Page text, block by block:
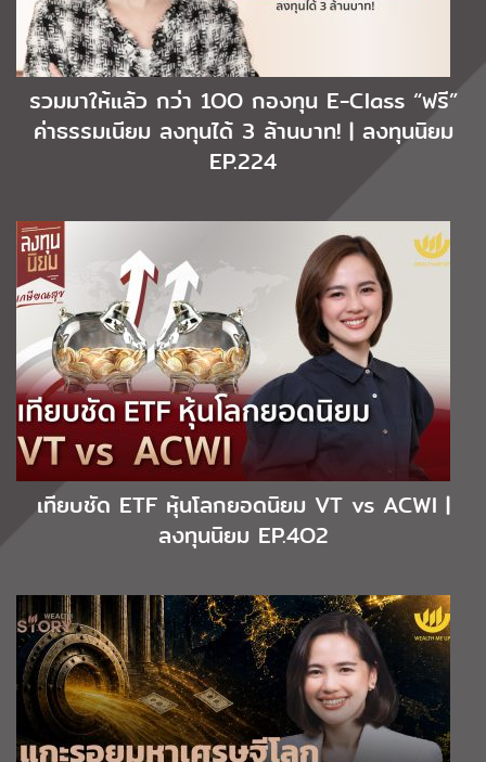
รวมมาให้แล้ว กว่า 1OO กองทุน E-Class “ฟรี”
ค่าธรรมเนียม ลงทุนได้ 3 ล้านบาท! | ลงทุนนิยม
EP.224
เทียบชัด ETF หุ้นโลกยอดนิยม VT vs ACWI |
ลงทุนนิยม EP.4O2